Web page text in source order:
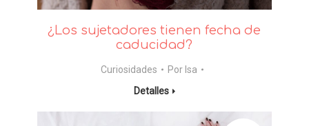
¿Los sujetadores tienen fecha de
caducidad?
Curiosidades Por Isa
Detalles